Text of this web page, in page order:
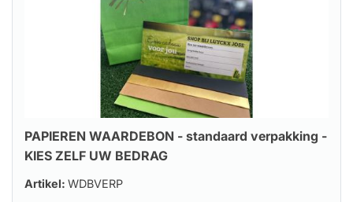
PAPIEREN WAARDEBON - standaard verpakking -
KIES ZELF UW BEDRAG
Artikel: WDBVERP